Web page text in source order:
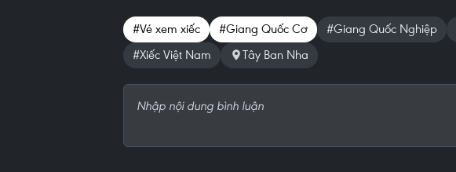
#Vé xem xiếc #Giang Quốc Cơ #Giang Quốc Nghiệp
#Xiếc Việt Nam
Tây Ban Nha